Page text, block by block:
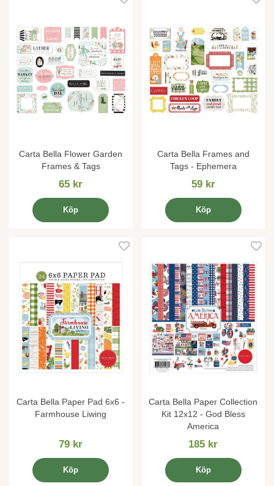
Carta Bella Flower Garden
Frames & Tags
65 kr
Köp
Carta Bella Frames and
Tags - Ephemera
59 kr
Köp
Carta Bella Paper Pad 6x6 -
Farmhouse Liwing
79 kr
Köp
Carta Bella Paper Collection
Kit 12x12 - God Bless
America
185 kr
Köp